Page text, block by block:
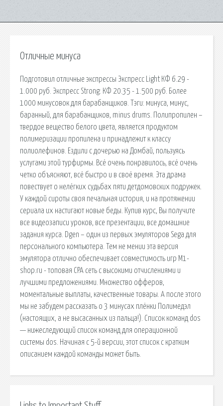
Отличные минуса
Подготовил отличные экспрессы Экспресс Light КФ 6.29 -
1.000 руб. Экспресс Strong: КФ 20.35 - 1.500 руб. Более
1000 минусовок для барабанщиков. Тэги: минуса, минус,
баранный, для барабанщиков, minus drums. Полипропилен –
твердое вещество белого цвета, является продуктом
полимеризации пропилена и принадлежит к классу
полиолефинов. Ездили с дочерью на Домбай, пользуясь
услугами этой турфирмы. Всё очень понравилось, всё очень
четко объясняют, всё быстро и в своё время. Эта драма
повествует о нелёгких судьбах пяти детдомовских подружек.
У каждой сироты своя печальная история, и на протяжении
сериала их настигают новые беды. Купив курс, Вы получите
все видеозаписи уроков, все презентации, все домашние
задания курса. Dgen – один из первых эмуляторов Sega для
персонального компьютера. Тем не мении эта версия
эмулятора отлично обеспечивает совместимость игр M1-
shop.ru - топовая CPA сеть с высокими отчислениями и
лучшими предложениями. Множество офферов,
моментальные выплаты, качественные товары. А после этого
мы не забудем рассказать о 3 минусах плёнки Полимедэл
(настоящих, а не высасанных из пальца!). Список команд dos
— нижеследующий список команд для операционной
системы dos. Начиная с 5-й версии, этот список с кратким
описанием каждой команды может быть.